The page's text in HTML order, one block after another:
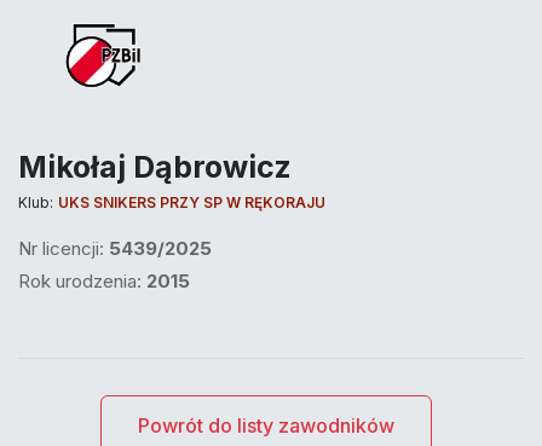
Mikołaj Dąbrowicz
Klub: UKS SNIKERS PRZY SP W RĘKORAJU
Nr licencji: 5439/2025
Rok urodzenia: 2015
Powrót do listy zawodników